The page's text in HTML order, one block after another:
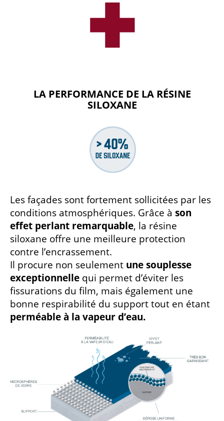
LA PERFORMANCE DE LA RÉSINE
SILOXANE
Les façades sont fortement sollicitées par les
conditions atmosphériques. Grâce à son
effet perlant remarquable, la résine
siloxane offre une meilleure protection
contre l’encrassement.
Il procure non seulement une souplesse
exceptionnelle qui permet d’éviter les
fissurations du film, mais également une
bonne respirabilité du support tout en étant
perméable à la vapeur d’eau.